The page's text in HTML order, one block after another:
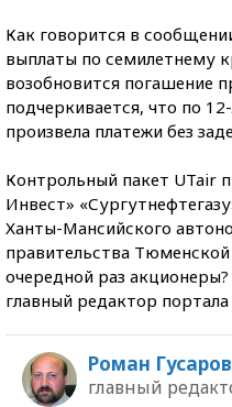
Как говорится в
выплаты по семилетнему
возобновится погашение
подчеркивается, что по
произвела платежи без
Контрольный пакет UTair
Инвест»
Ханты-Мансийского
правительства
очередной раз
главный редактор
Роман Гусаров
главный